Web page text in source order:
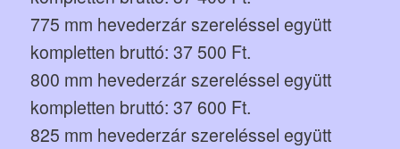
775 mm hevederzár szereléssel együtt
kompletten bruttó: 37 500 Ft.
800 mm hevederzár szereléssel együtt
kompletten bruttó: 37 600 Ft.
825 mm hevederzár szereléssel együtt